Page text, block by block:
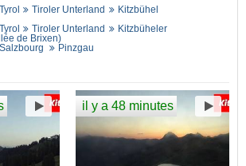
Tyrol Tiroler Unterland
Kitzbühel
Tyrol Tiroler Unterland
Kitzbüheler
de Brixen)
Salzbourg Pinzgau
il y a 48 minutes